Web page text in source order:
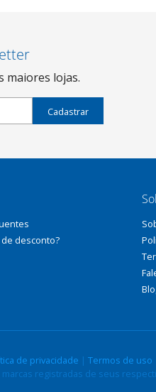
maiores lojas.
Cadastrar
desconto?
de privacidade | Termos de uso
registradas de seus